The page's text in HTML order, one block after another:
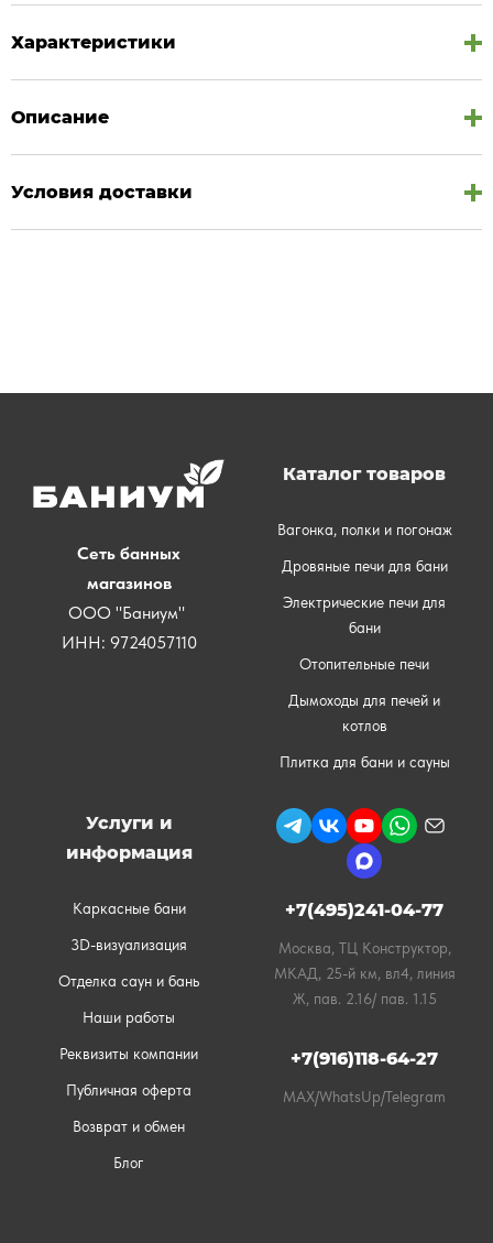
Характеристики
Описание
Условия доставки
Сеть банных
магазинов
ООО "Баниум"
ИНН: 9724057110
Каталог товаров
Вагонка, полки и погонаж
Дровяные печи для бани
Электрические печи для
бани
Отопительные печи
Дымоходы для печей и
котлов
Плитка для бани и сауны
Услуги и
информация
Каркасные бани
3D-визуализация
Отделка саун и бань
Наши работы
Реквизиты компании
Публичная оферта
Возврат и обмен
Блог
+7(495)241-04-77
Москва, ТЦ Конструктор,
МКАД, 25-й км, вл4, линия
Ж, пав. 2.16/ пав. 1.15
+7(916)118-64-27
MAX/WhatsUp/Telegram